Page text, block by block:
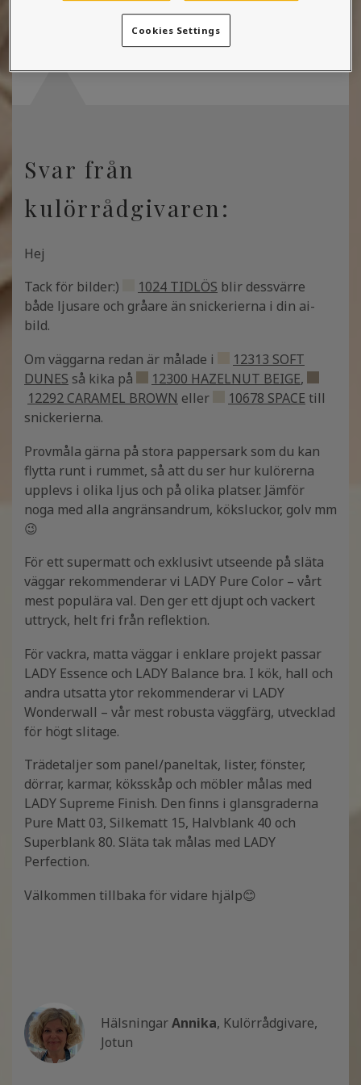
10/06/2026 09:57:20
Svar från
kulörrådgivaren:
Hej
Tack för bilder:)
1024 TIDLÖS blir dessvärre
både ljusare och gråare än snickerierna i din ai-
bild.
Om väggarna redan är målade i
12313 SOFT
DUNES så kika på 12300 HAZELNUT BEIGE,
12292 CARAMEL BROWN eller 10678 SPACE till
snickerierna.
Provmåla gärna på stora pappersark som du kan
flytta runt i rummet, så att du ser hur kulörerna
upplevs i olika ljus och på olika platser. Jämför
noga med alla angränsandrum, köksluckor, golv mm
😉
För ett supermatt och exklusivt utseende på släta
väggar rekommenderar vi LADY Pure Color – vårt
mest populära val. Den ger ett djupt och vackert
uttryck, helt fri från reflektion.
För vackra, matta väggar i enklare projekt passar
LADY Essence och LADY Balance bra. I kök, hall och
andra utsatta ytor rekommenderar vi LADY
Wonderwall – vår mest robusta väggfärg, utvecklad
för högt slitage.
Trädetaljer som panel/paneltak, lister, fönster,
dörrar, karmar, köksskåp och möbler målas med
LADY Supreme Finish. Den finns i glansgraderna
Pure Matt 03, Silkematt 15, Halvblank 40 och
Superblank 80. Släta tak målas med LADY
Perfection.
Välkommen tillbaka för vidare hjälp😊
HälsningarAnnika, Kulörrådgivare,
Jotun
Cookies Settings